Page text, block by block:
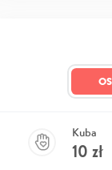
Kuba
10 zł